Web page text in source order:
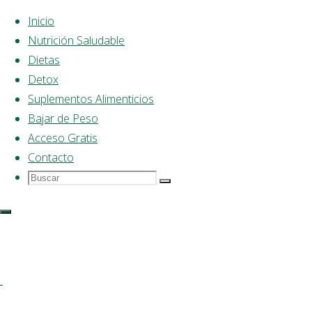
Saltar
contenido
Inicio
Nutrición Saludable
Dietas
Detox
Suplementos Alimenticios
Bajar de Peso
Acceso Gratis
Contacto
Buscar
Buscar:
Buscar